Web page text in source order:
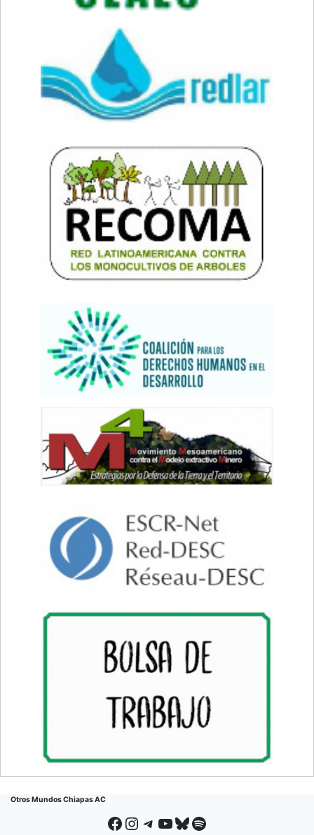
Otros Mundos Chiapas AC
Facebook Instagram Telegram YouTube Bluesky Spotify